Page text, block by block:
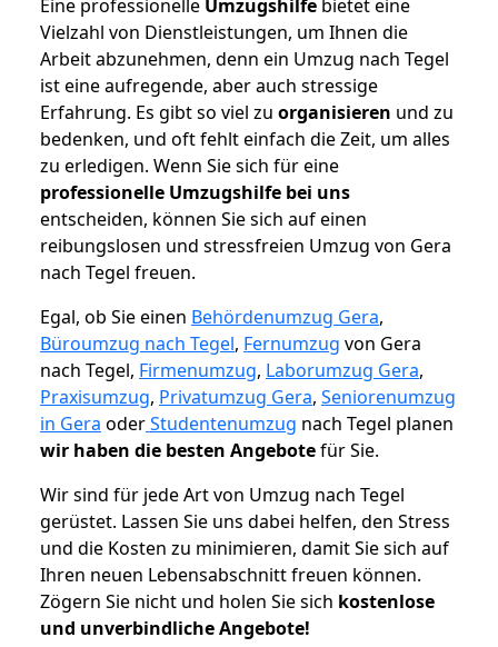
Eine professionelle Umzugshilfe bietet eine
Vielzahl von Dienstleistungen, um Ihnen die
Arbeit abzunehmen, denn ein Umzug nach Tegel
ist eine aufregende, aber auch stressige
Erfahrung. Es gibt so viel zu organisieren und zu
bedenken, und oft fehlt einfach die Zeit, um alles
zu erledigen. Wenn Sie sich für eine
professionelle Umzugshilfe bei uns
entscheiden, können Sie sich auf einen
reibungslosen und stressfreien Umzug von Gera
nach Tegel freuen.
Egal, ob Sie einen Behördenumzug Gera,
Büroumzug nach Tegel, Fernumzug von Gera
nach Tegel, Firmenumzug, Laborumzug Gera,
Praxisumzug, Privatumzug Gera, Seniorenumzug
in Gera oderStudentenumzug nach Tegel planen
wir haben die besten Angebotefür Sie.
Wir sind für jede Art von Umzug nach Tegel
gerüstet. Lassen Sie uns dabei helfen, den Stress
und die Kosten zu minimieren, damit Sie sich auf
Ihren neuen Lebensabschnitt freuen können.
Zögern Sie nicht und holen Sie sich kostenlose
und unverbindliche Angebote!